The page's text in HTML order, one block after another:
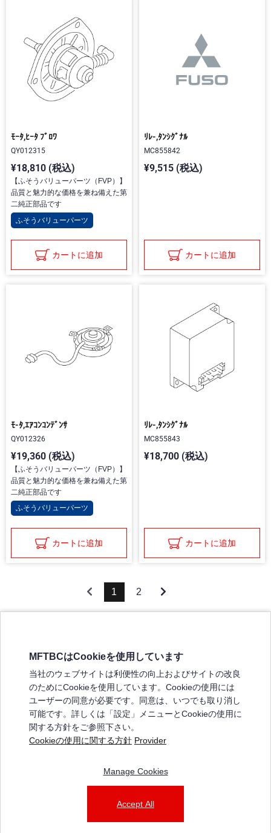
ﾓｰﾀ,ﾋｰﾀ ﾌﾞﾛﾜ
QY012315
¥18,810 (税込)
【ふそうバリューパーツ（FVP）】
品質と魅力的な価格を兼ね備えた第
二純正部品です
ふそうバリューパーツ
カートに追加
ﾘﾚ-,ﾀﾝｼｸﾞﾅﾙ
MC855842
¥9,515 (税込)
カートに追加
ﾓ-ﾀ,ｴｱｺﾝｺﾝﾃﾞﾝｻ
QY012326
¥19,360 (税込)
【ふそうバリューパーツ（FVP）】
品質と魅力的な価格を兼ね備えた第
二純正部品です
ふそうバリューパーツ
カートに追加
ﾘﾚ-,ﾀﾝｼｸﾞﾅﾙ
MC855843
¥18,700 (税込)
カートに追加
1 2
弊社の製品について
販売店リスト
よくある質問 / お問い合わせ
特定商取引法に基づく表記
三菱ふそうショップ_利用規約
MFTBCはCookieを使用しています
当社のウェブサイトは利便性の向上およびサイトの改良
のためにCookieを使用しています。Cookieの使用には
ユーザーの同意が必要です。同意は、いつでも取り消し
可能です。詳しくは「設定」メニューとCookieの使用に
関する方針をご参照下さい。
Cookieの使用に関する方針 Provider
Manage Cookies
Accept All